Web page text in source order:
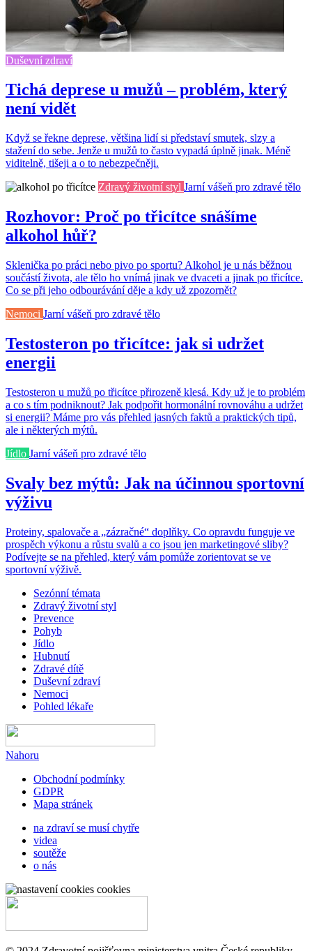
Duševní zdraví
Tichá deprese u mužů – problém, který
není vidět
Když se řekne deprese, většina lidí si představí smutek, slzy a
stažení do sebe. Jenže u mužů to často vypadá úplně jinak. Méně
viditelně, tišeji a o to nebezpečněji.
Zdravý životní styl Jarní vášeň pro zdravé tělo
Rozhovor: Proč po třicítce snášíme
alkohol hůř?
Sklenička po práci nebo pivo po sportu? Alkohol je u nás běžnou
součástí života, ale tělo ho vnímá jinak ve dvaceti a jinak po třicítce.
Co se při jeho odbourávání děje a kdy už zpozornět?
Nemoci Jarní vášeň pro zdravé tělo
Testosteron po třicítce: jak si udržet
energii
Testosteron u mužů po třicítce přirozeně klesá. Kdy už je to problém
a co s tím podniknout? Jak podpořit hormonální rovnováhu a udržet
si energii? Máme pro vás přehled jasných faktů a praktických tipů,
ale i některých mýtů.
Jídlo Jarní vášeň pro zdravé tělo
Svaly bez mýtů: Jak na účinnou sportovní
výživu
Proteiny, spalovače a „zázračné“ doplňky. Co opravdu funguje ve
prospěch výkonu a růstu svalů a co jsou jen marketingové sliby?
Podívejte se na přehled, který vám pomůže zorientovat se ve
sportovní výživě.
Sezónní témata
Zdravý životní styl
Prevence
Pohyb
Jídlo
Hubnutí
Zdravé dítě
Duševní zdraví
Nemoci
Pohled lékaře
Nahoru
Obchodní podmínky
GDPR
Mapa stránek
na zdraví se musí chytře
videa
soutěže
o nás
cookies